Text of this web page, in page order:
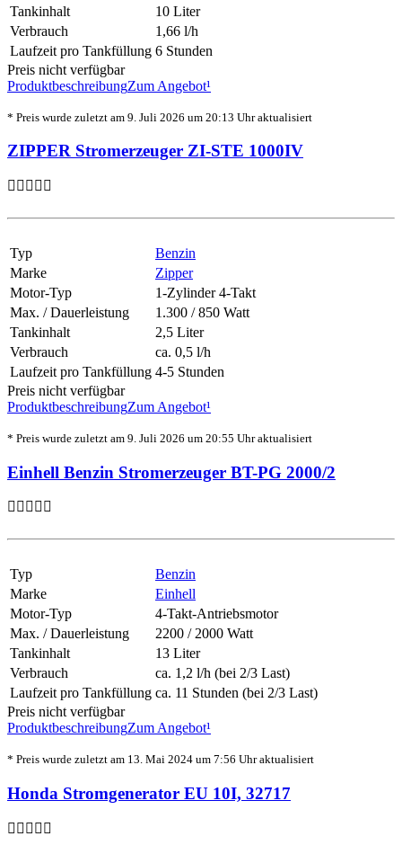
Tankinhalt
10 Liter
Verbrauch
1,66 l/h
Laufzeit pro Tankfüllung 6 Stunden
Preis nicht verfügbar
ProduktbeschreibungZum Angebot¹
* Preis wurde zuletzt am 9. Juli 2026 um 20:13 Uhr aktualisiert
ZIPPER Stromerzeuger ZI-STE 1000IV
Typ
Benzin
Marke
Zipper
Motor-Typ
1-Zylinder 4-Takt
Max. / Dauerleistung
1.300 / 850 Watt
Tankinhalt
2,5 Liter
Verbrauch
ca. 0,5 l/h
Laufzeit pro Tankfüllung 4-5 Stunden
Preis nicht verfügbar
ProduktbeschreibungZum Angebot¹
* Preis wurde zuletzt am 9. Juli 2026 um 20:55 Uhr aktualisiert
Einhell Benzin Stromerzeuger BT-PG 2000/2
Typ
Benzin
Marke
Einhell
Motor-Typ
4-Takt-Antriebsmotor
Max. / Dauerleistung
2200 / 2000 Watt
Tankinhalt
13 Liter
Verbrauch
ca. 1,2 l/h (bei 2/3 Last)
Laufzeit pro Tankfüllung ca. 11 Stunden (bei 2/3 Last)
Preis nicht verfügbar
ProduktbeschreibungZum Angebot¹
* Preis wurde zuletzt am 13. Mai 2024 um 7:56 Uhr aktualisiert
Honda Stromgenerator EU 10I, 32717